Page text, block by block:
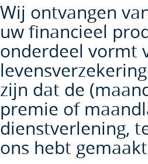
Wij ontvangen
uw financieel
onderdeel vormt
zijn dat de
premie of
dienstverlening,
ons hebt